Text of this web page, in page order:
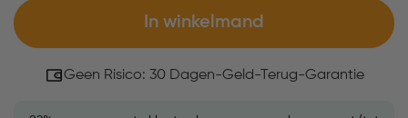
In winkelmand
Geen Risico: 30 Dagen-Geld-Terug-Garantie